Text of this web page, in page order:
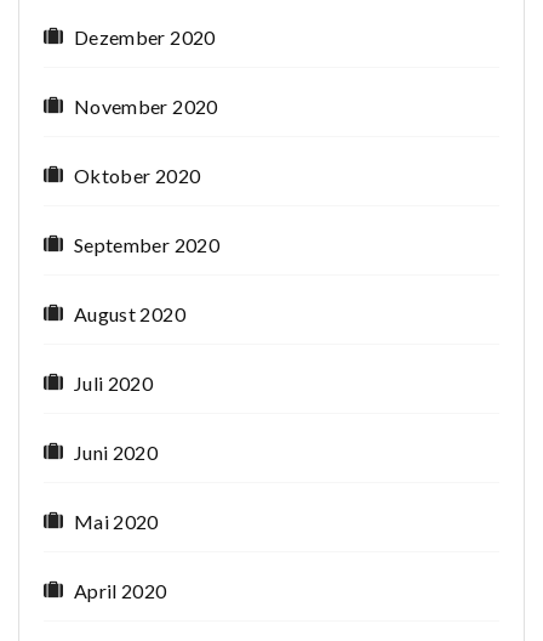
Dezember 2020
November 2020
Oktober 2020
September 2020
August 2020
Juli 2020
Juni 2020
Mai 2020
April 2020